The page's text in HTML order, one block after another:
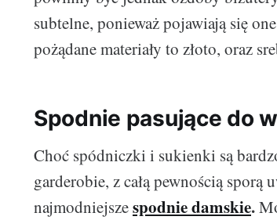
subtelne, ponieważ pojawiają się
pożądane materiały to złoto, oraz
Spodnie pasujące do
Choć spódniczki i sukienki są
garderobie, z całą pewnością sporą
najmodniejszespodnie damskie.